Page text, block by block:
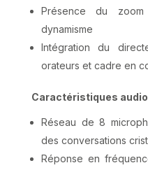
Présence du
dynamisme
Intégration du
orateurs et cadre en
Caractéristiques audio
Réseau de 8
des conversations
Réponse en